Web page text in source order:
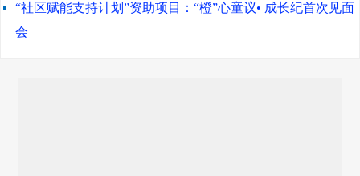
“社区赋能支持计划”资助项目：“橙”心童议• 成长纪首次见面
会